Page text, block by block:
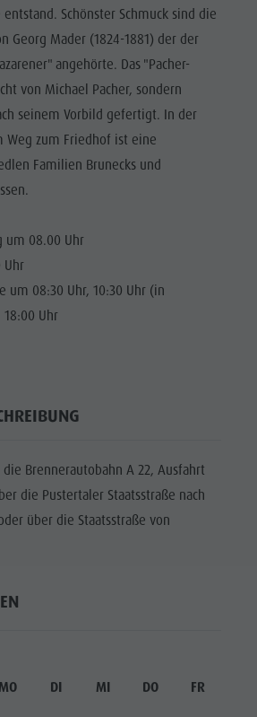
&
Schönster Schmuck sind die
Georg Mader (1824-1881) der der
angehörte. Das "Pacher-
von Michael Pacher, sondern
seinem Vorbild gefertigt. In der
Weg zum Friedhof ist eine
Familien Brunecks und
um 08.00 Uhr
Uhr
um 08:30 Uhr, 10:30 Uhr (in
Uhr
Brennerautobahn A 22, Ausfahrt
die Pustertaler Staatsstraße nach
über die Staatsstraße von
DI MI DO FR